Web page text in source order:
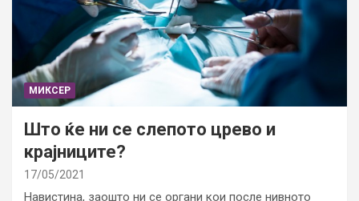
МИКСЕР
Што ќе ни се слепото црево и
крајниците?
17/05/2021
Навистина, заошто ни се органи кои после нивното